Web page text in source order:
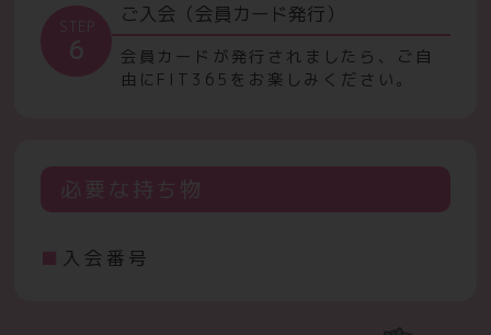
STEP
6
ご入会（会員カード発行）
会員カードが発行されましたら、ご自
由にFIT365をお楽しみください。
必要な持ち物
入会番号